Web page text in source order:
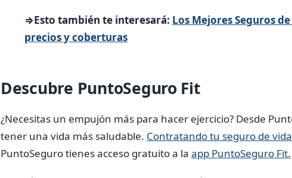
⇒Esto también te interesará: Los Mejores Seguros
precios y coberturas
Descubre PuntoSeguro Fit
¿Necesitas un empujón más para hacer ejercicio? Desde
tener una vida más saludable. Contratando tu seguro de
PuntoSeguro tienes acceso gratuito a la app PuntoSeguro Fit.